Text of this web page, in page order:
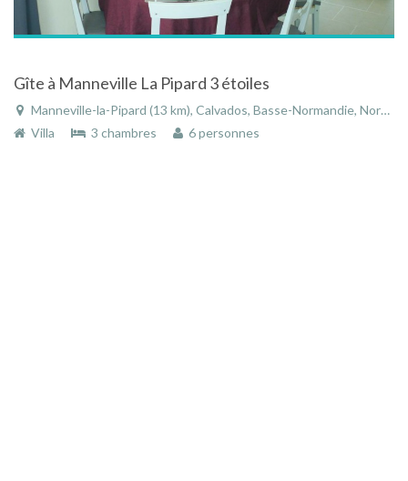
Gîte à Manneville La Pipard 3 étoiles
Manneville-la-Pipard (13 km), Calvados, Basse-Normandie, Normandie, France
Villa
3 chambres 6 personnes